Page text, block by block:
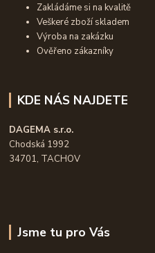
Zakládáme si na kvalitě
Veškeré zboží skladem
Výroba na zakázku
Ověřeno zákazníky
KDE NÁS NAJDETE
DAGEMA s.r.o.
Chodská 1992
34701, TACHOV
Jsme tu pro Vás